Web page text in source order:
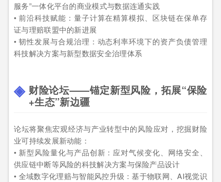
服务”一体化平台的商业模式与数据连通实践
• 前沿科技赋能：量子计算在精算模拟、区块链在保单存
证与理赔联盟中的新进展
• 韧性发展与合规治理：动态利率环境下的资产负债管理
科技解决方案与新型数据安全治理体系
财险论坛——锚定新型风险，拓展“保险
+生态”新边疆
论坛将聚焦宏观经济与产业转型中的风险应对，挖掘财险
业可持续发展新动能：
• 新型风险量化与产品创新：应对气候变化、网络安全、
供应链中断等风险的科技解决方案与保险产品设计
• 全域数字化理赔与智能风控升级：基于物联网、AI视觉识